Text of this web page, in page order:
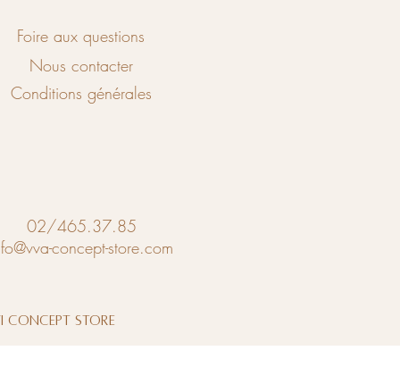
Foire aux questions
Nous contacter
Conditions générales
02/465.37.85
concept-store.com
Concept Store